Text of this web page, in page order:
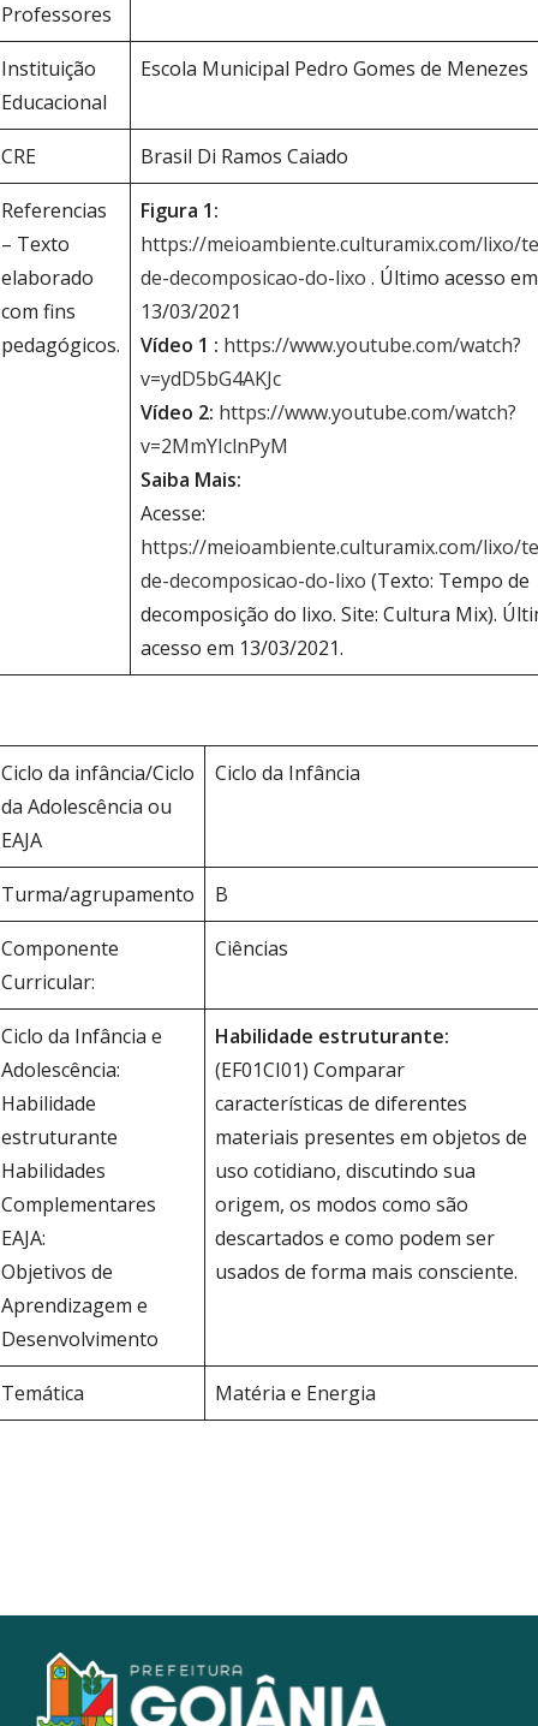
Professores
Instituição
Educacional
Escola Municipal Pedro Gomes de Menezes
CRE Brasil Di Ramos Caiado
Referencias
– Texto
elaborado
com fins
pedagógicos.
Figura 1:
https://meioambiente.culturamix.com/lixo/
de-decomposicao-do-lixo . Último acesso
13/03/2021
Vídeo 1 : https://www.youtube.com/watch?
v=ydD5bG4AKJc
Vídeo 2: https://www.youtube.com/watch?
v=2MmYIclnPyM
Saiba Mais:
Acesse:
https://meioambiente.culturamix.com/lixo/
de-decomposicao-do-lixo (Texto: Tempo de
decomposição do lixo. Site: Cultura Mix).
acesso em 13/03/2021.
Ciclo da infância/Ciclo
da Adolescência ou
EAJA
Ciclo da Infância
Turma/agrupamento B
Componente
Curricular:
Ciências
Ciclo da Infância e
Adolescência:
Habilidade
estruturante
Habilidades
Complementares
EAJA:
Objetivos de
Aprendizagem e
Desenvolvimento
Habilidade estruturante:
(EF01CI01) Comparar
características de diferentes
materiais presentes em objetos de
uso cotidiano, discutindo sua
origem, os modos como são
descartados e como podem ser
usados de forma mais consciente.
Temática Matéria e Energia